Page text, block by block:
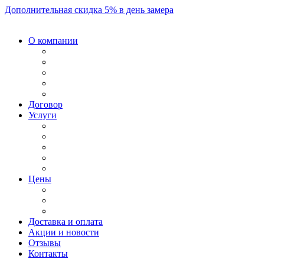
Дополнительная скидка 5% в день замера
О компании
Договор
Услуги
Цены
Доставка и оплата
Акции и новости
Отзывы
Контакты